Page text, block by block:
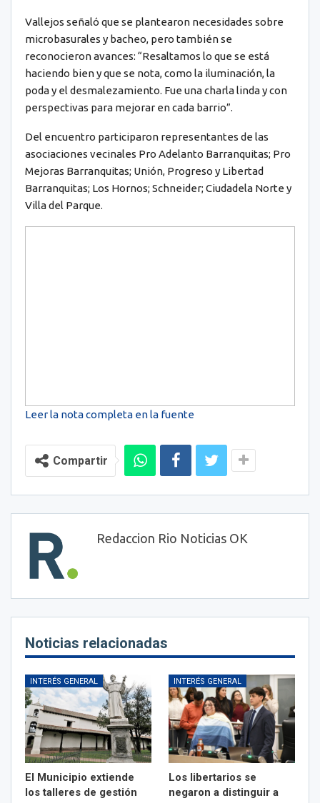
Vallejos señaló que se plantearon necesidades sobre
microbasurales y bacheo, pero también se
reconocieron avances: “Resaltamos lo que se está
haciendo bien y que se nota, como la iluminación, la
poda y el desmalezamiento. Fue una charla linda y con
perspectivas para mejorar en cada barrio”.
Del encuentro participaron representantes de las
asociaciones vecinales Pro Adelanto Barranquitas; Pro
Mejoras Barranquitas; Unión, Progreso y Libertad
Barranquitas; Los Hornos; Schneider; Ciudadela Norte y
Villa del Parque.
Leer la nota completa en la fuente
Compartir
Redaccion Rio Noticias OK
Noticias relacionadas
INTERÉS GENERAL
El Municipio extiende
los talleres de gestión
INTERÉS GENERAL
Los libertarios se
negaron a distinguir a